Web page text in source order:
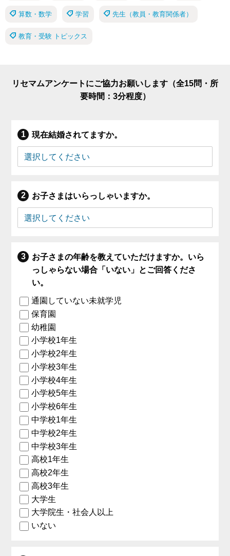
算数・数学 学習 先生（教員・教育関係者）
教育・受験 トピックス
リセマムアンケートにご協力お願いします（全15問・所
要時間：3分程度）
現在結婚されてますか。
お子さまはいらっしゃいますか。
お子さまの年齢を教えていただけますか。いら
っしゃらない場合「いない」とご回答くださ
い。
通園していない未就学児
保育園
幼稚園
小学校1年生
小学校2年生
小学校3年生
小学校4年生
小学校5年生
小学校6年生
中学校1年生
中学校2年生
中学校3年生
高校1年生
高校2年生
高校3年生
大学生
大学院生・社会人以上
いない